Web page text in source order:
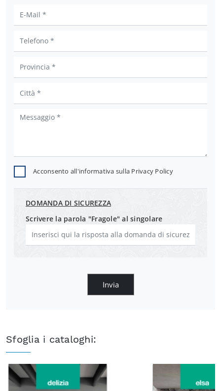
Acconsento all'informativa sulla Privacy Policy
DOMANDA DI SICUREZZA
Scrivere la parola "Fragole" al singolare
Invia
Sfoglia i cataloghi: